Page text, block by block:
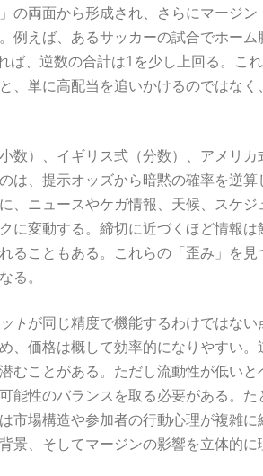
の両面から形成され、さらにマージ
例えば、あるサッカーの試合でホー
ば、逆数の合計は1を少し上回る。こ
、単に高配当を追いかけるのではな
数）、イギリス式（分数）、アメリ
は、提示オッズから暗黙の確率を逆
、ニュースやケガ情報、天候、スケ
に変動する。締切に近づくほど情報
ることもある。これらの「歪み」を
る。
トが同じ精度で機能するわけではな
、価格は概して効率的になりやすい
むことがある。ただし流動性が低い
能性のバランスを取る必要がある。た
市場構造や参加者の行動心理が複雑に
景、そしてマージンの影響を立体的に